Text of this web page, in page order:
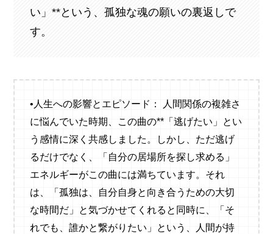
い」**という、孤独な魂の願いの裏返しで
す。
•人生への影響とエピソード： 人間関係の複雑さ
に悩んでいた時期、この曲の**「逃げたい」とい
う感情に深く共感しました。しかし、ただ逃げ
るだけでなく、「自分の居場所を探し求める」
エネルギーがこの曲には満ちています。それ
は、「孤独は、自分自身と向き合うための大切
な時間だ」と気づかせてくれると同時に、「そ
れでも、誰かと繋がりたい」という、人間が持